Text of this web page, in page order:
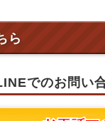
ら
でのお問い